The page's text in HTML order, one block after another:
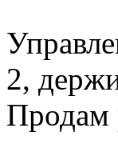
2,
Продам